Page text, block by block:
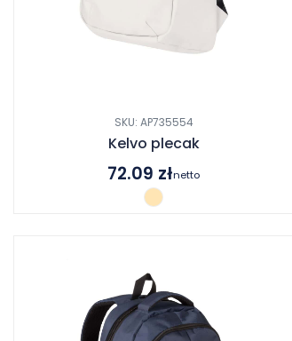
SKU: AP735554
Kelvo plecak
72.09 złnetto